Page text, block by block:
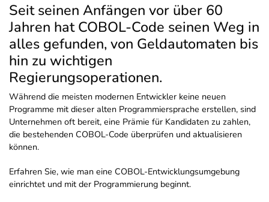
Seit seinen Anfängen vor über 60
Jahren hat COBOL-Code seinen Weg in
alles gefunden, von Geldautomaten bis
hin zu wichtigen
Regierungsoperationen.
Während die meisten modernen Entwickler keine neuen
Programme mit dieser alten Programmiersprache erstellen, sind
Unternehmen oft bereit, eine Prämie für Kandidaten zu zahlen,
die bestehenden COBOL-Code überprüfen und aktualisieren
können.
Erfahren Sie, wie man eine COBOL-Entwicklungsumgebung
einrichtet und mit der Programmierung beginnt.